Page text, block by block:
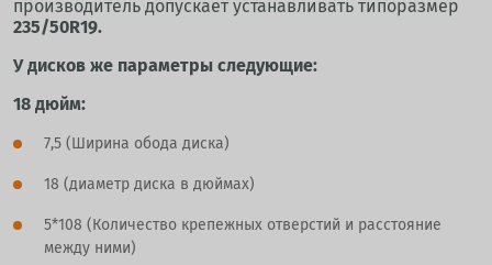
производитель допускает устанавливать типоразмер
235/50R19.
У дисков же параметры следующие:
18 дюйм:
7,5 (Ширина обода диска)
18 (диаметр диска в дюймах)
5*108 (Количество крепежных отверстий и расстояние
между ними)